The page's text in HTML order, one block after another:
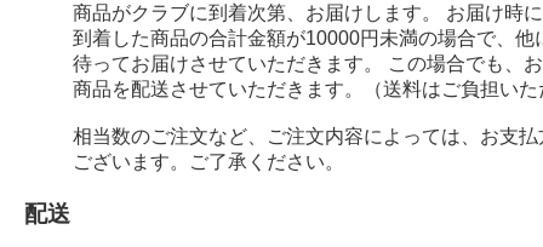
商品がクラブに到着次第、お届けします。 お届け時
到着した商品の合計金額が10000円未満の場合で、
待ってお届けさせていただきます。 この場合でも、
商品を配送させていただきます。（送料はご負担い
相当数のご注文など、ご注文内容によっては、お支
ございます。ご了承ください。
配送